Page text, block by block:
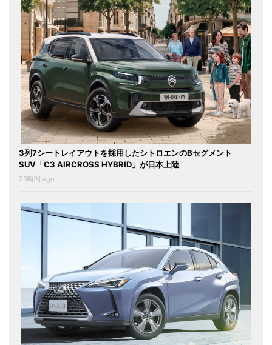
3列7シートレイアウトを採用したシトロエンのBセグメント
SUV「C3 AIRCROSS HYBRID」が日本上陸
23時間 ago